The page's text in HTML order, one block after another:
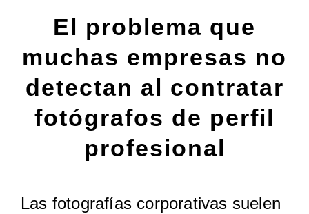
El problema que
muchas empresas no
detectan al contratar
fotógrafos de perfil
profesional
Las fotografías corporativas suelen